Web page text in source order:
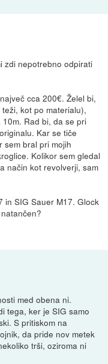
zdi nepotrebno odpirati
cca 200€. Želel bi,
kot po materialu),
Rad bi, da se pri
Kar se tiče
sem bral pri mojih
Kolikor sem gledal
način kot revolverji, sam
in SIG Sauer M17. Glock
med obena ni.
tega, ker je SIG samo
S pritiskom na
da pride nov metek
trši, oziroma ni